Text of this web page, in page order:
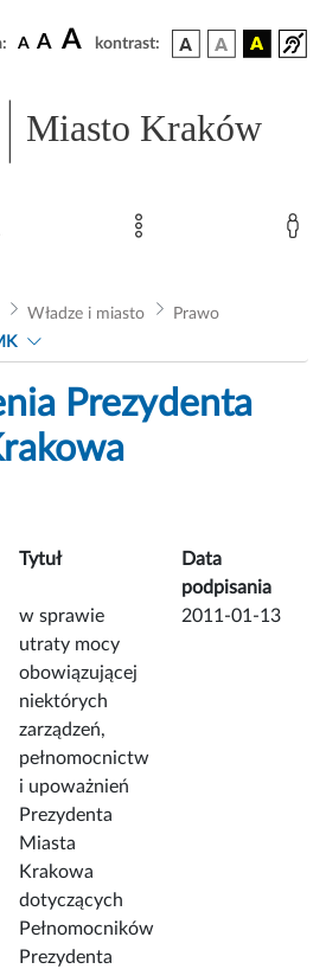
A A A kontrast:
Miasto Kraków
Władze i miasto
Prawo
Prezydenta
Tytuł
Data
podpisania
w sprawie
utraty mocy
obowiązującej
niektórych
zarządzeń,
pełnomocnictw
i upoważnień
Prezydenta
Miasta
Krakowa
dotyczących
Pełnomocników
Prezydenta
2011-01-13